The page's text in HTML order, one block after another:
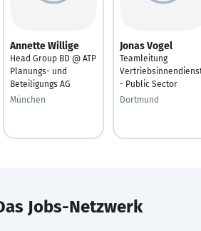
Annette Willige
Head Group BD @ ATP
Planungs- und
Beteiligungs AG
München
Jonas Vogel
Teamleitung
- Public Sector
Dortmund
Jobs-Netzwerk